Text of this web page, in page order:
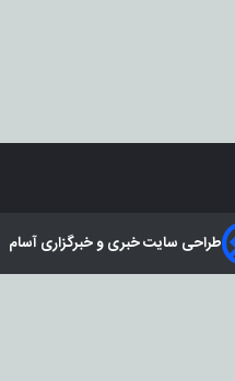
طراحی سایت خبری و خبرگزاری آسام